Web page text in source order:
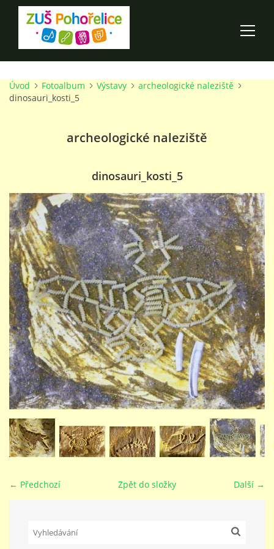
ÚVOD
O ŠKOLE
PRO RODIČE
TALENTOVÉ ZKOUŠKY
STUDIJNÍ OBORY
GALERIE
VIDEA - FILMOVÁ TVORBA
PEDAGOGICKÝ SBOR
DOKUMENTY / KE STAŽENÍ
KURZY
KONTAKTY
Úvod Fotoalbum Výstavy
archeologické naleziště
dinosauri_kosti_5
archeologické naleziště
dinosauri_kosti_5
← Předchozí Další →
Zpět do složky